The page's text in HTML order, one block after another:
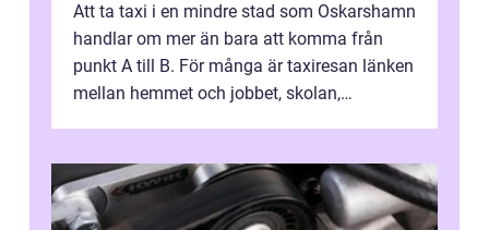
Att ta taxi i en mindre stad som Oskarshamn
handlar om mer än bara att komma från
punkt A till B. För många är taxiresan länken
mellan hemmet och jobbet, skolan,